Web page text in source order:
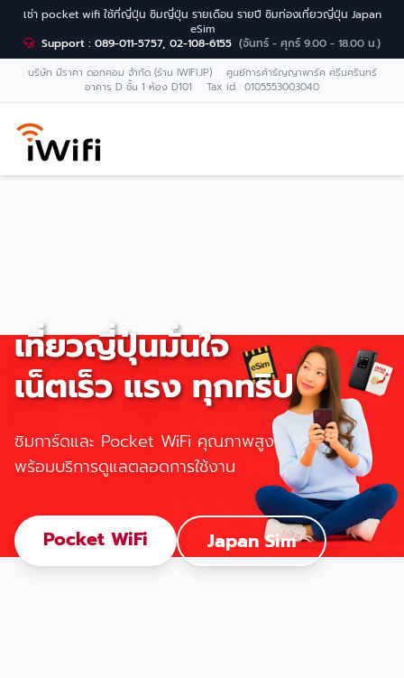
เช่า pocket wifi ใช้ที่ญี่ปุ่น ซิมญี่ปุ่น รายเดือน รายปี ซิมท่องเที่ยวญี่ปุ่น Japan
eSim
Support : 089-011-5757, 02-108-6155 (จันทร์ - ศุกร์ 9.00 - 18.00 น.)
บริษัท มีราคา ดอทคอม จำกัด (ร้าน IWIFI.JP) ศูนย์การค้าธัญญาพาร์ค ศรีนครินทร์
อาคาร D ชั้น 1 ห้อง D101 Tax id : 0105553003040
เที่ยวญี่ปุ่นมั่นใจ
เน็ตเร็ว แรง ทุกทริป
ซิมการ์ดและ Pocket WiFi คุณภาพสูง
พร้อมบริการดูแลตลอดการใช้งาน
Pocket WiFi Japan Sim